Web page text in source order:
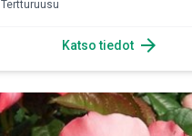
Tertturuusu
Katso tiedot arrow_forward